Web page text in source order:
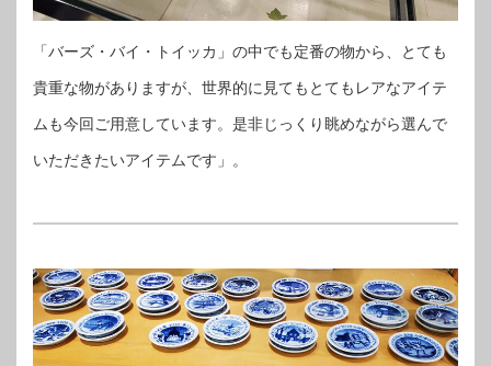
「バーズ・バイ・トイッカ」の中でも定番の物から、とても
貴重な物がありますが、世界的に見てもとてもレアなアイテ
ムも今回ご用意しています。是非じっくり眺めながら選んで
いただきたいアイテムです」。